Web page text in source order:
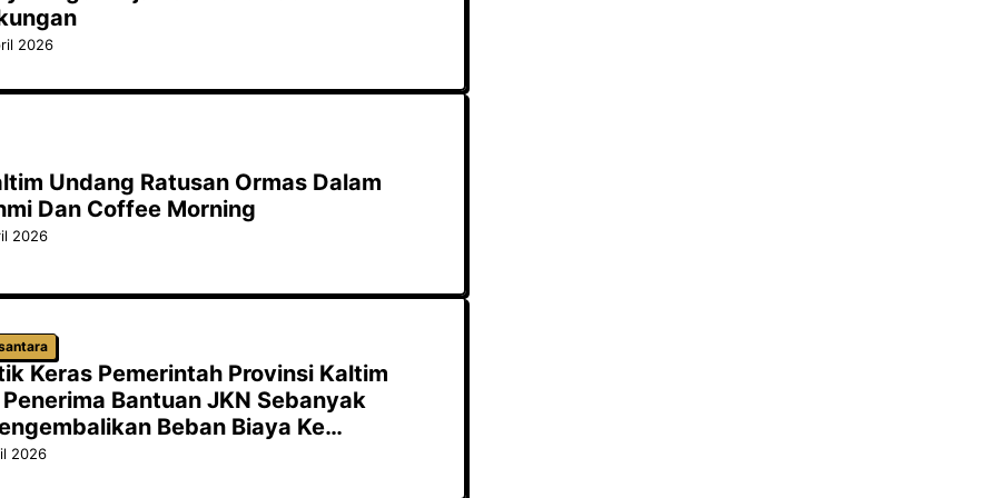
2026
Undang Ratusan Ormas Dalam
Dan Coffee Morning
2026
Keras Pemerintah Provinsi Kaltim
Bantuan JKN Sebanyak
Beban Biaya Ke
2026